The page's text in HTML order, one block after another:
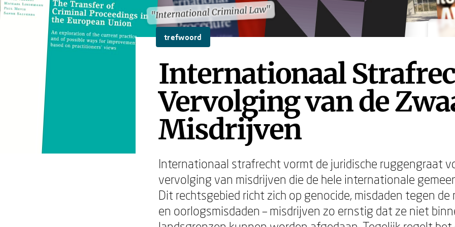
"International Criminal Law"
"International Criminal Law"
trefwoord
Internationaal
Vervolging van de
Misdrijven
Internationaal strafrecht vormt de juridische ruggengraat
vervolging van misdrijven die de hele internationale
Dit rechtsgebied richt zich op genocide, misdaden tegen de
en oorlogsmisdaden – misdrijven zo ernstig dat ze niet